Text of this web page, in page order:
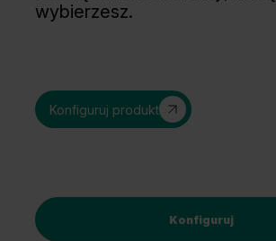
wybierzesz.
Konfiguruj produkt
Konfiguruj